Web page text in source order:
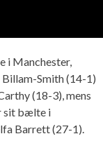
i Manchester,
Smith (14-1)
(18-3), mens
sit bælte i
Barrett (27-1).